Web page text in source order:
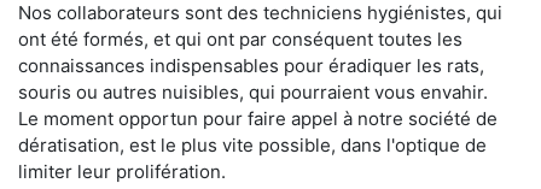
Nos collaborateurs sont des techniciens hygiénistes, qui
ont été formés, et qui ont par conséquent toutes les
connaissances indispensables pour éradiquer les rats,
souris ou autres nuisibles, qui pourraient vous envahir.
Le moment opportun pour faire appel à notre société de
dératisation, est le plus vite possible, dans l'optique de
limiter leur prolifération.